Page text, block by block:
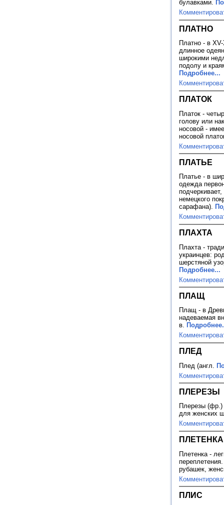
булавками.
ПЛАТНО
Платно - в
длинное
широкими
подолу и
Подробнее...
ПЛАТОК
Платок -
голову или
носовой -
носовой
ПЛАТЬЕ
Платье - в
одежда
немецкого
сарафана).
ПЛАХТА
Плахта -
украинцев:
шерстяной
Подробнее...
ПЛАЩ
Плащ - в
надеваемая
в.
ПЛЕД
Плед (англ.
ПЛЕРЕЗЫ
Плерезы (фр.)
для женских
ПЛЕТЕНКА
Плетенка -
рубашек,
ПЛИС